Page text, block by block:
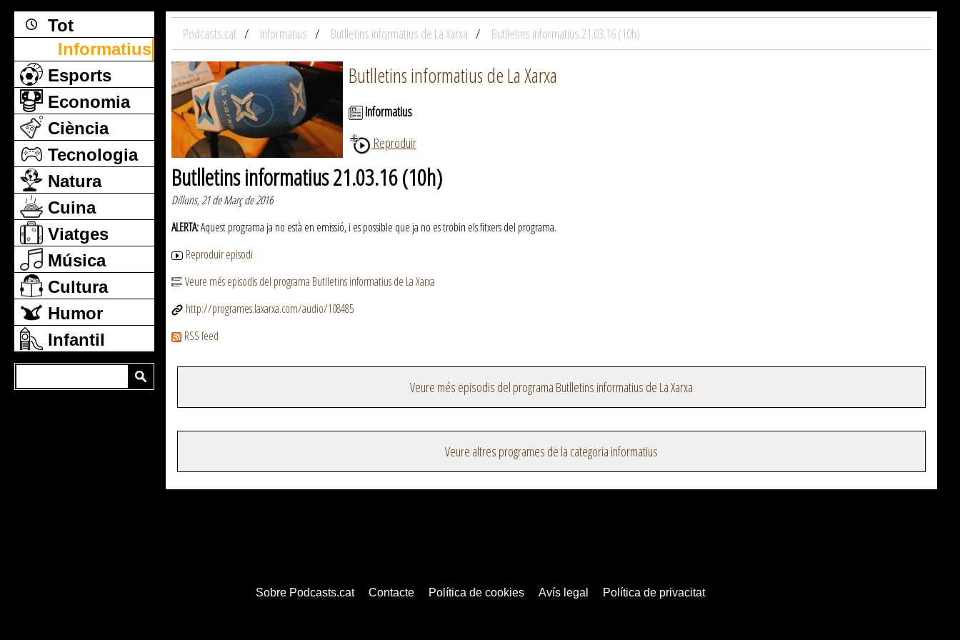
Tot
Informatius
Esports
Economia
Ciència
Tecnologia
Natura
Cuina
Viatges
Música
Cultura
Humor
Infantil
Podcasts.cat Informatius Butlletins informatius de La Xarxa Butlletins informatius 21.03.16 (10h)
Butlletins informatius de La Xarxa
Informatius
Reproduir
Butlletins informatius 21.03.16 (10h)
Dilluns, 21 de Març de 2016
ALERTA:Aquest programa ja no està en emissió, i es possible que ja no es trobin els fitxers del programa.
Reproduir episodi
Veure més episodis del programa Butlletins informatius de La Xarxa
http://programes.laxarxa.com/audio/108485
RSS feed
Veure més episodis del programa Butlletins informatius de La Xarxa
Veure altres programes de la categoria informatius
Sobre Podcasts.cat Contacte Política de cookies Avís legal Política de privacitat